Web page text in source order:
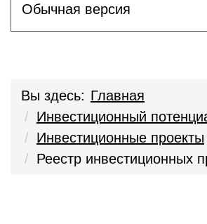
Обычная версия
Вы здесь: Главная
Инвестиционный
Инвестиционные проекты
Реестр инвестиционных